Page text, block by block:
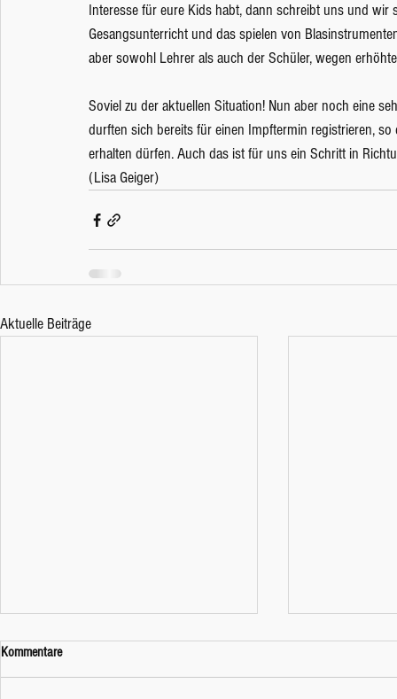
Interesse für eure Kids habt, dann schreibt uns und wir
Gesangsunterricht und das spielen von
aber sowohl Lehrer als auch der Schüler, wegen
Soviel zu der aktuellen Situation! Nun aber noch eine
durften sich bereits für einen Impftermin registrieren,
erhalten dürfen. Auch das ist für uns ein Schritt in
(Lisa Geiger)
Aktuelle Beiträge
Kommentare